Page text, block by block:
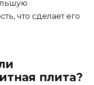
что сделает его
плита?